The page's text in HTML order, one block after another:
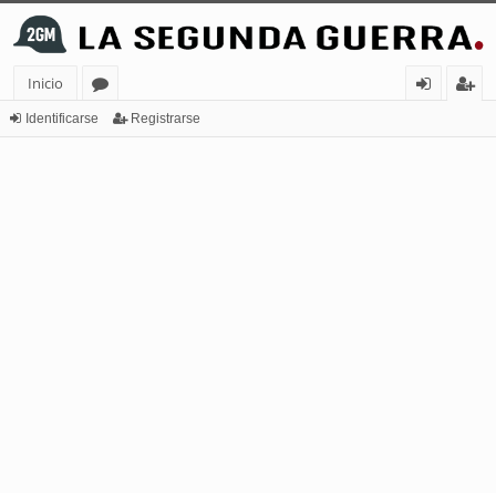
Inicio
or
Identificarse Registrarse